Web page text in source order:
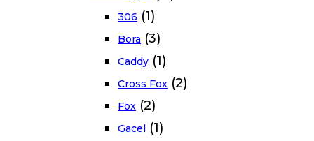
306 (1)
Bora (3)
Caddy (1)
Cross Fox (2)
Fox (2)
Gacel (1)